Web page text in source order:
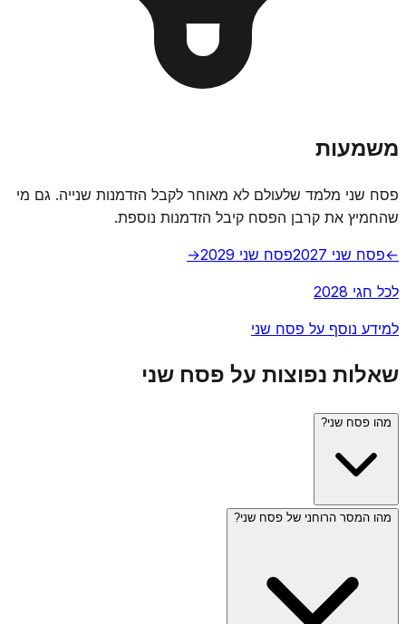
משמעות
פסח שני מלמד שלעולם לא מאוחר לקבל הזדמנות שנייה. גם מי
שהחמיץ את קרבן הפסח קיבל הזדמנות נוספת.
←פסח שני 2027 פסח שני 2029 →
לכל חגי 2028
למידע נוסף על פסח שני
שאלות נפוצות על פסח שני
מהו פסח שני?
המקדש. כיום, כשאין בית מקדש, היום מצוין בעיקר בכך שלא
אומרים תחנון, וחלק מהאנשים אוכלים מצה.
מהו המסר הרוחני של פסח שני?